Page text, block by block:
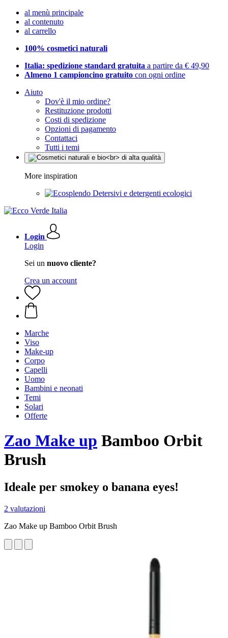
al menù principale
al contenuto
al carrello
100% cosmetici naturali
Italia: spedizione standard gratuita a partire da € 49,90
Almeno 1 campioncino gratuito con ogni ordine
Aiuto
Dov'è il mio ordine?
Restituzione prodotti
Costi di spedizione
Opzioni di pagamento
Contattaci
Tutti i temi
More inspiration
Detersivi e detergenti ecologici
Login
Login
Sei un nuovo cliente?
Crea un account
Marche
Viso
Make-up
Corpo
Capelli
Uomo
Bambini e neonati
Temi
Solari
Offerte
Zao Make up Bamboo Orbit
Brush
Ideale per smokey o banana eyes!
2 valutazioni
Zao Make up Bamboo Orbit Brush